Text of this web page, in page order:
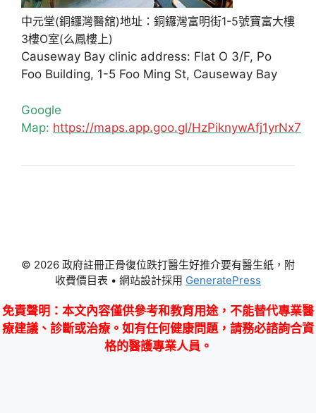
中元堂(銅鑼灣醫舘)地址：銅鑼灣富明街1-5號寶富大樓
3樓O室(么鳳樓上)
Causeway Bay clinic address: Flat O 3/F, Po
Foo Building, 1-5 Foo Ming St, Causeway Bay
Google
Map: https://maps.app.goo.gl/HzPiknywAfj1yrNx7
© 2026 政府註冊正骨復位跌打醫生好推介要有醫生紙，附
收費價目表 • 網站設計採用 GeneratePress
免責聲明 ：本文內容僅供參考和教育用途，不能替代專業醫
療建議、診斷或治療。如有任何健康問題，請務必諮詢合資
格的醫護專業人員。